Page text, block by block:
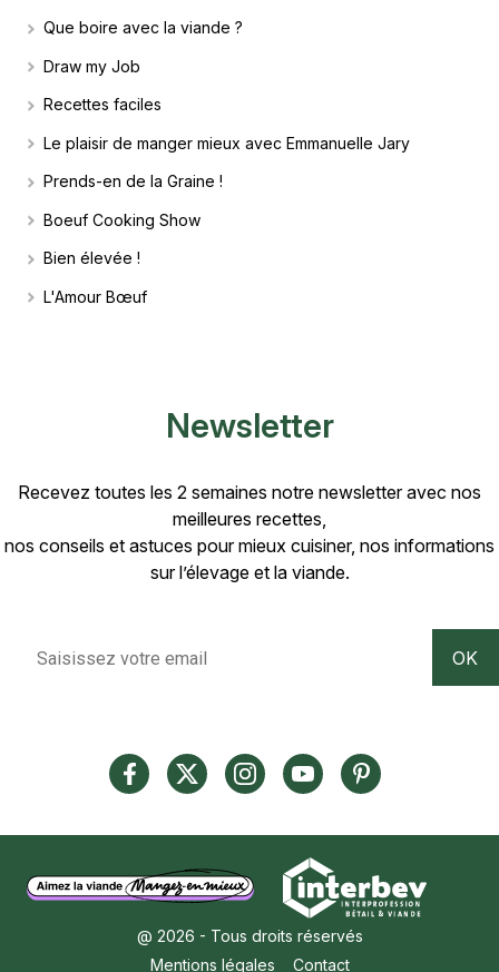
Que boire avec la viande ?
Draw my Job
Recettes faciles
Le plaisir de manger mieux avec Emmanuelle Jary
Prends-en de la Graine !
Boeuf Cooking Show
Bien élevée !
L'Amour Bœuf
Newsletter
Recevez toutes les 2 semaines notre newsletter avec nos
meilleures recettes,
nos conseils et astuces pour mieux cuisiner, nos informations
sur l’élevage et la viande.
@ 2026 - Tous droits réservés
Mentions légales
Contact